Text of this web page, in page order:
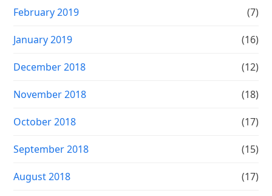
February 2019 (7)
January 2019 (16)
December 2018 (12)
November 2018 (18)
October 2018 (17)
September 2018 (15)
August 2018 (17)